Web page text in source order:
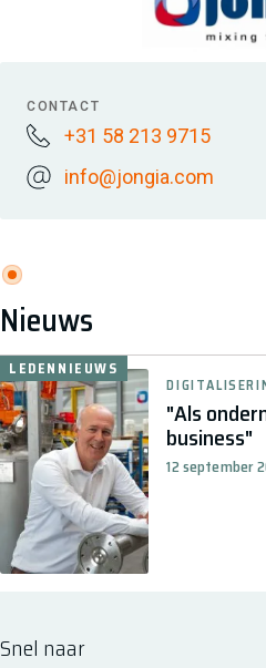
CONTACT
+31 58 213 9715
info@jongia.com
Nieuws
"Als
business"
12 september
LEDENNIEUWS
Snel naar